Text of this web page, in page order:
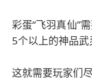
彩蛋“飞羽真仙”
5个以上的神品武
这就需要玩家们